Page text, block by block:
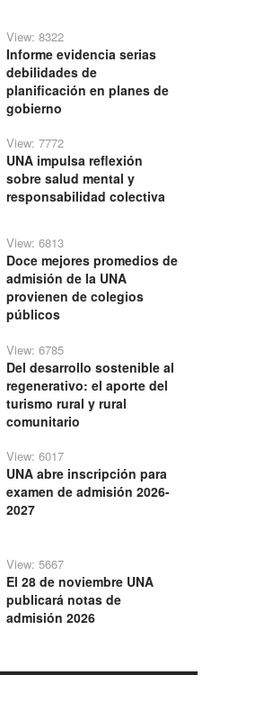
View: 8322
Informe evidencia serias
debilidades de
planificación en planes de
gobierno
View: 7772
UNA impulsa reflexión
sobre salud mental y
responsabilidad colectiva
View: 6813
Doce mejores promedios de
admisión de la UNA
provienen de colegios
públicos
View: 6785
Del desarrollo sostenible al
regenerativo: el aporte del
turismo rural y rural
comunitario
View: 6017
UNA abre inscripción para
examen de admisión 2026-
2027
View: 5667
El 28 de noviembre UNA
publicará notas de
admisión 2026